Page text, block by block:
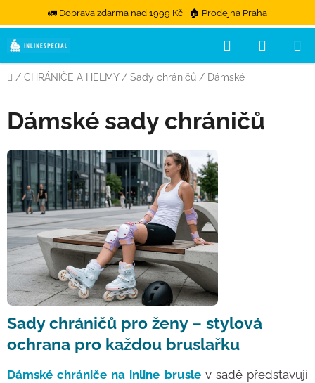
🚛 Doprava zdarma nad 1999 Kč | 🏠 Prodejna Praha
Přejít na obsah
Hledat
Domů
/ CHRÁNIČE A HELMY / Sady chráničů / Dámské
Dámské sady chráničů
Sady chráničů pro ženy – stylová
ochrana pro každou bruslařku
Dámské chrániče na inline bruslev sadě představují